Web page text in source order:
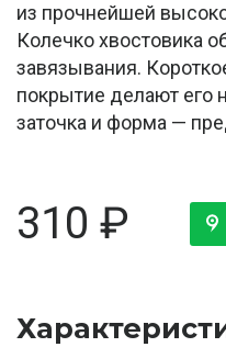
из прочнейшей
Колечко хвостовика
завязывания.
покрытие делают его
заточка и форма —
310 ₽